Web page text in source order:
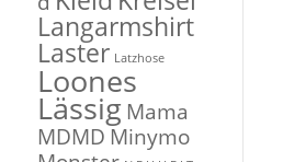
Langarmshirt
Laster Latzhose
Loones
Lässig Mama
MDMD Minymo